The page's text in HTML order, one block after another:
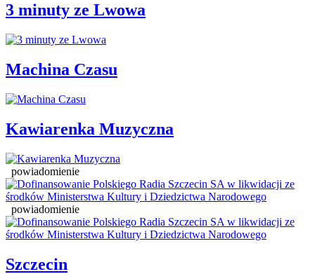
3 minuty ze Lwowa
Machina Czasu
Kawiarenka Muzyczna
powiadomienie
powiadomienie
Szczecin